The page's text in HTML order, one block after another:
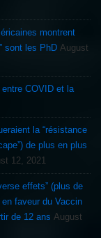
montrent
sont les PhD August
COVID et la
la “résistance
de plus en plus
12, 2021
effets” (plus de
faveur du Vaccin
de 12 ans August